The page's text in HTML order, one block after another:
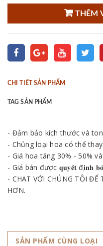
THÊM
CHI TIẾT SẢN PHẨM
TAG SẢN PHẨM
- Đảm bảo kích thước và
- Chủng loại hoa có thể
- Giá hoa tăng 30% - 50%
- Giá bán được 𝐪𝐮𝐲𝐞̂́𝐭 đ𝐢̣𝐧𝐡
- CHAT VỚI CHÚNG TÔI ĐỂ
HƠN.
SẢN PHẨM CÙNG LOẠI